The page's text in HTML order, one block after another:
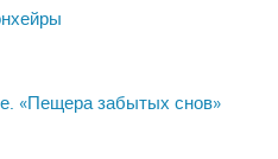
«Пещера забытых снов»